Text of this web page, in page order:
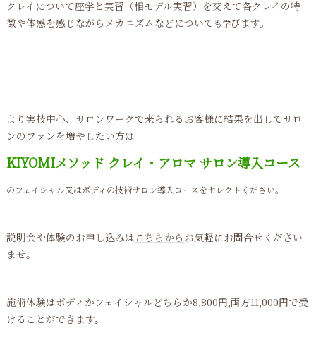
クレイについて座学と実習（相モデル実習）を交えて各クレイの特
徴や体感を感じながらメカニズムなどについて も学びます。
より実技中心、サロンワークで来られるお客様に結果を出してサロ
ンのファンを増やしたい方は
KIYOMIメソッド クレイ・アロマ サロン導入コース
のフェイシャル又はボディの技術サロン導入コースをセレクトください。
説明会や体験のお申し込みは こちらから お気軽にお問合せください
ませ。
施術体験はボディかフェイシャルどちらか8,800円,両方11,000円で受
けることができます。